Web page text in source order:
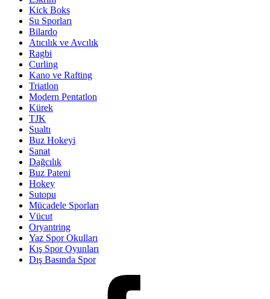
Kick Boks
Su Sporları
Bilardo
Atıcılık ve Avcılık
Ragbi
Curling
Kano ve Rafting
Triatlon
Modern Pentatlon
Kürek
TJK
Sualtı
Buz Hokeyi
Sanat
Dağcılık
Buz Pateni
Hokey
Sutopu
Mücadele Sporları
Vücut
Oryantring
Yaz Spor Okulları
Kış Spor Oyunları
Dış Basında Spor